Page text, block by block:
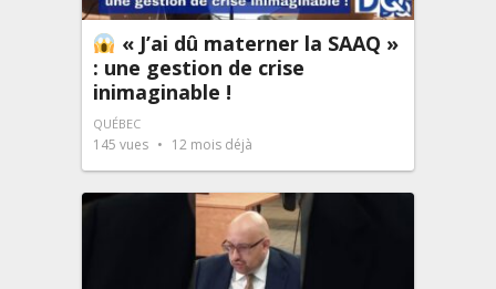
« J’ai dû materner la SAAQ »
: une gestion de crise
inimaginable !
QUÉBEC
145 vues 12 mois déjà